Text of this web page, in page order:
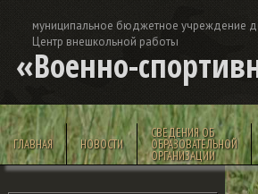
муниципальное бюджетное учреждение
Центр внешкольной работы
«Военно-
ГЛАВНАЯ НОВОСТИ
СВЕДЕНИЯ ОБ
ОБРАЗОВАТЕЛЬНОЙ
ОРГАНИЗАЦИИ